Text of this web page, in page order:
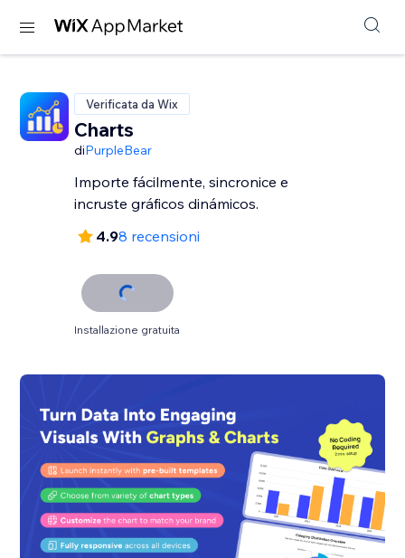
Verificata da Wix
Charts
diPurpleBear
Importe fácilmente, sincronice e
incruste gráficos dinámicos.
4.98 recensioni
Installazione gratuita